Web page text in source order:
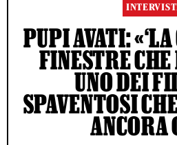
PUPI AVATI:
FINESTRE CHE
UNO DEI
SPAVENTOSI
ANCORA